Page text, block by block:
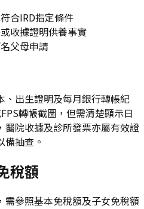
合IRD指定條件
收據證明供養事實
父母申請
、出生證明及每月銀行轉帳紀
轉帳截圖，但需清楚顯示日
醫院收據及診所發票亦屬有效證
抽查。
稅額
需參照基本免稅額及子女免稅額